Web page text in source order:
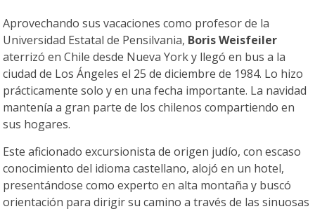
Aprovechando sus vacaciones como profesor de la
Universidad Estatal de Pensilvania, Boris Weisfeiler
aterrizó en Chile desde Nueva York y llegó en bus a la
ciudad de Los Ángeles el 25 de diciembre de 1984. Lo hizo
prácticamente solo y en una fecha importante. La navidad
mantenía a gran parte de los chilenos compartiendo en
sus hogares.
Este aficionado excursionista de origen judío, con escaso
conocimiento del idioma castellano, alojó en un hotel,
presentándose como experto en alta montaña y buscó
orientación para dirigir su camino a través de las sinuosas